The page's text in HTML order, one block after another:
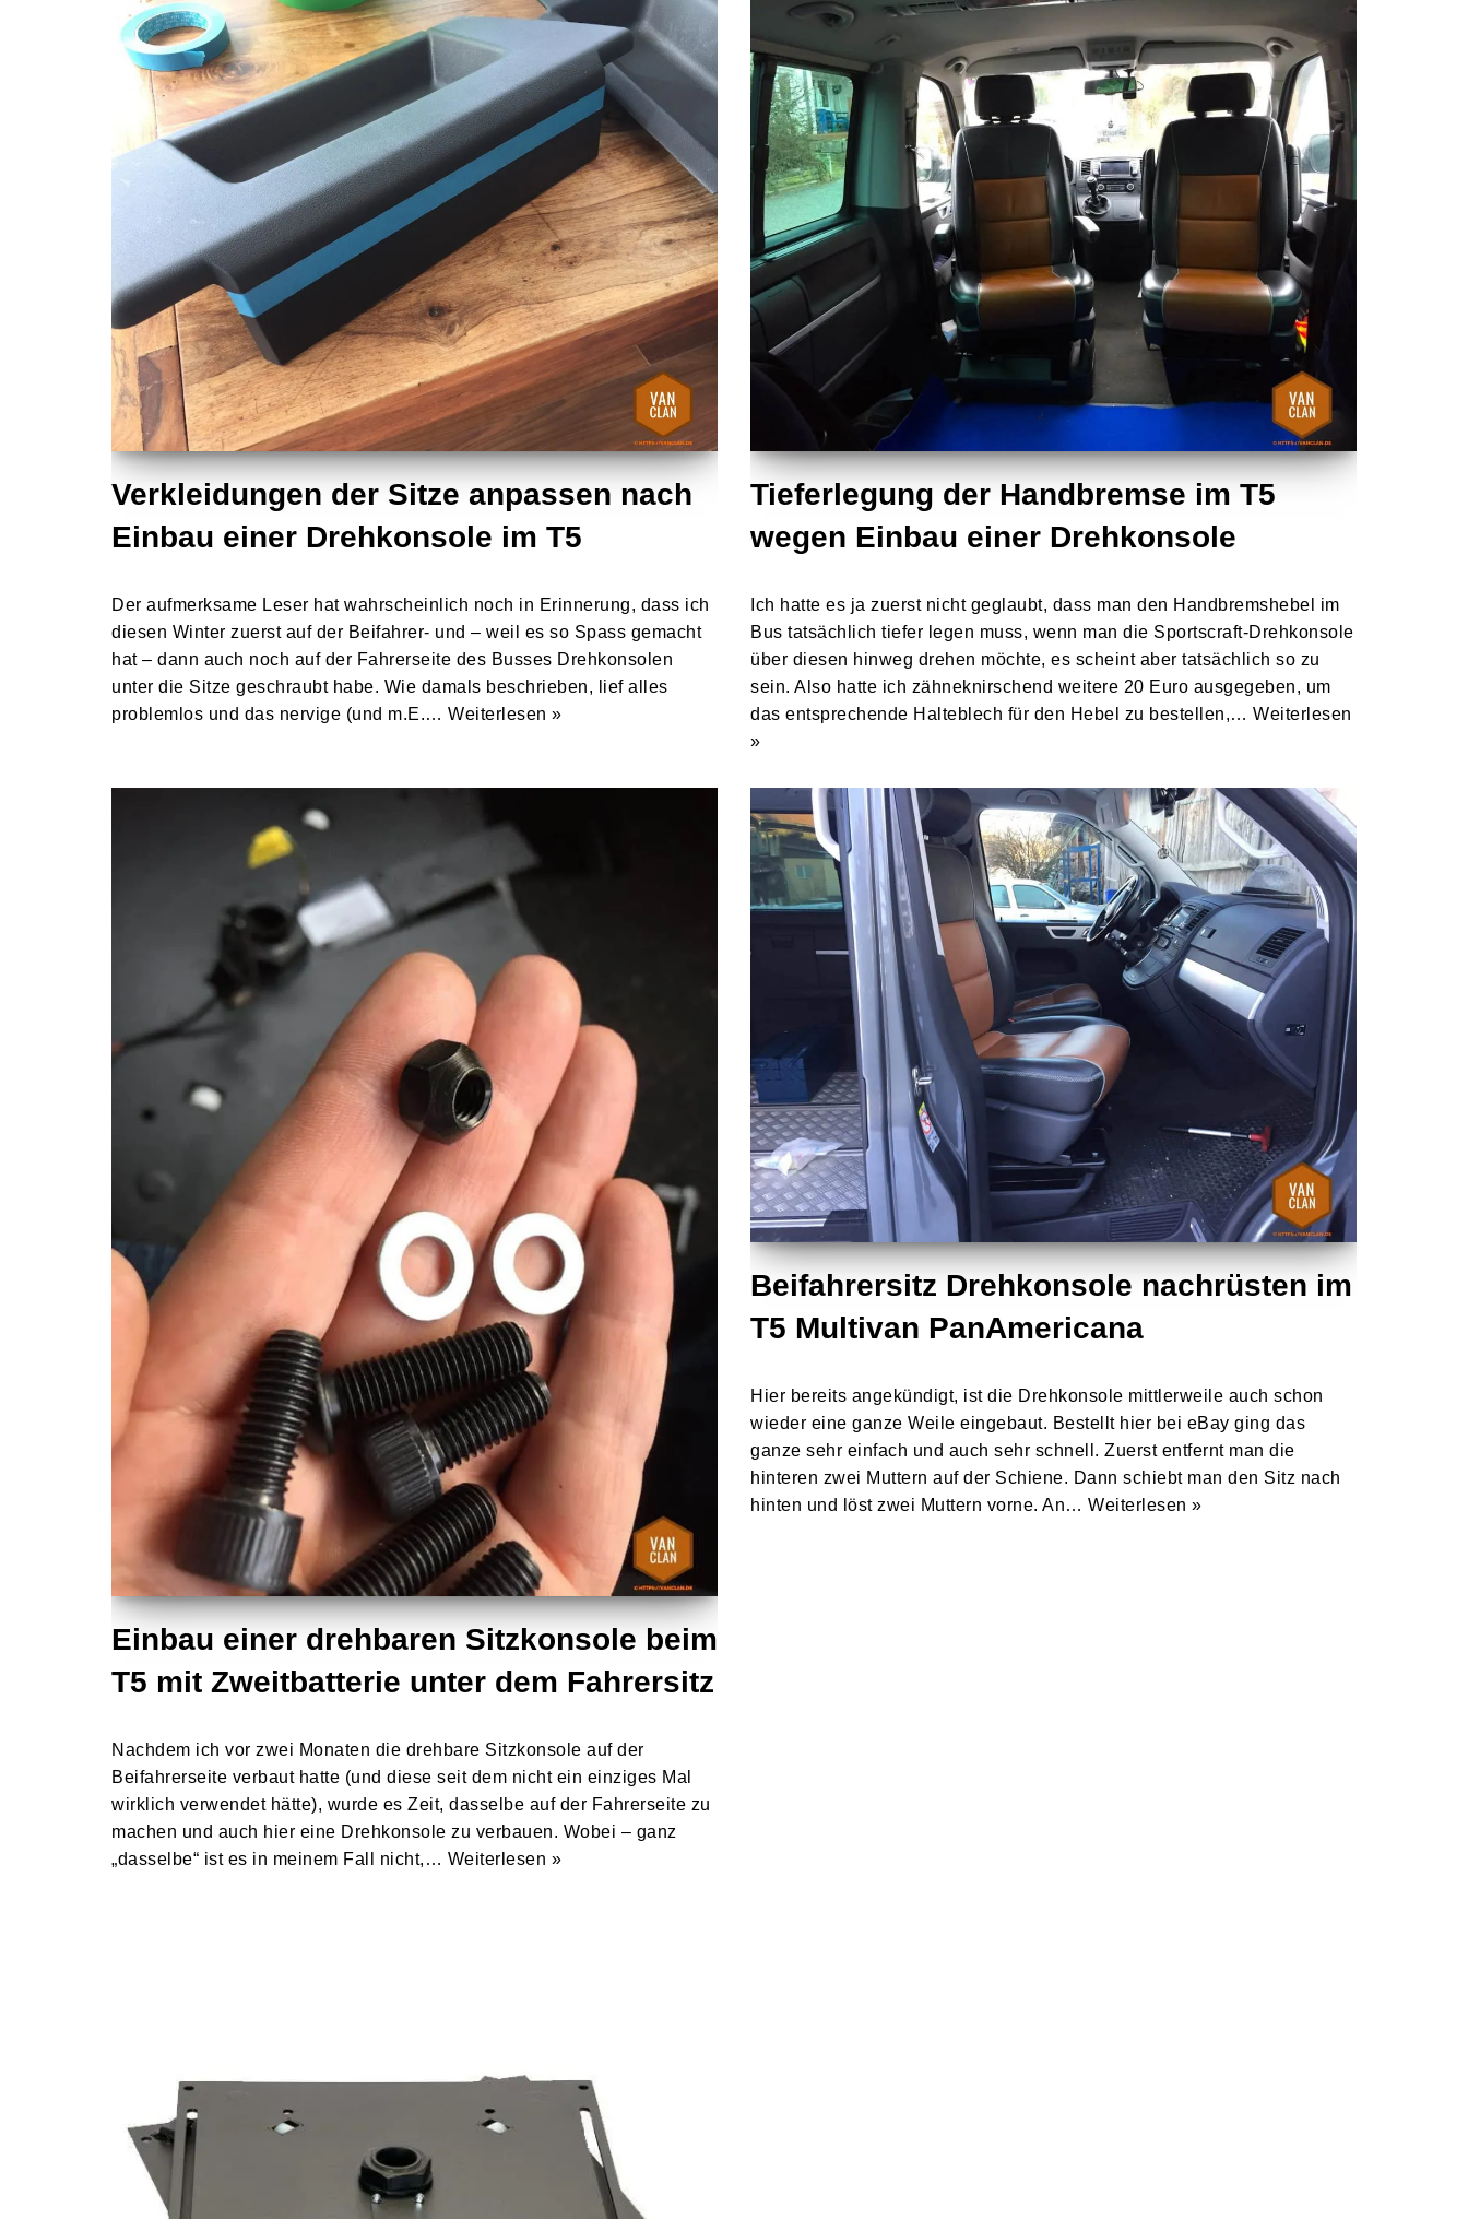
Verkleidungen der Sitze anpassen nach
Einbau einer Drehkonsole im T5
Der aufmerksame Leser hat wahrscheinlich noch in Erinnerung, dass ich
diesen Winter zuerst auf der Beifahrer- und – weil es so Spass gemacht
hat – dann auch noch auf der Fahrerseite des Busses Drehkonsolen
unter die Sitze geschraubt habe. Wie damals beschrieben, lief alles
problemlos und das nervige (und m.E.… Weiterlesen »
Tieferlegung der Handbremse im T5
wegen Einbau einer Drehkonsole
Ich hatte es ja zuerst nicht geglaubt, dass man den Handbremshebel im
Bus tatsächlich tiefer legen muss, wenn man die Sportscraft-Drehkonsole
über diesen hinweg drehen möchte, es scheint aber tatsächlich so zu
sein. Also hatte ich zähneknirschend weitere 20 Euro ausgegeben, um
das entsprechende Halteblech für den Hebel zu bestellen,… Weiterlesen
»
Einbau einer drehbaren Sitzkonsole beim
T5 mit Zweitbatterie unter dem Fahrersitz
Nachdem ich vor zwei Monaten die drehbare Sitzkonsole auf der
Beifahrerseite verbaut hatte (und diese seit dem nicht ein einziges Mal
wirklich verwendet hätte), wurde es Zeit, dasselbe auf der Fahrerseite zu
machen und auch hier eine Drehkonsole zu verbauen. Wobei – ganz
„dasselbe“ ist es in meinem Fall nicht,… Weiterlesen »
Beifahrersitz Drehkonsole nachrüsten im
T5 Multivan PanAmericana
Hier bereits angekündigt, ist die Drehkonsole mittlerweile auch schon
wieder eine ganze Weile eingebaut. Bestellt hier bei eBay ging das
ganze sehr einfach und auch sehr schnell. Zuerst entfernt man die
hinteren zwei Muttern auf der Schiene. Dann schiebt man den Sitz nach
hinten und löst zwei Muttern vorne. An… Weiterlesen »